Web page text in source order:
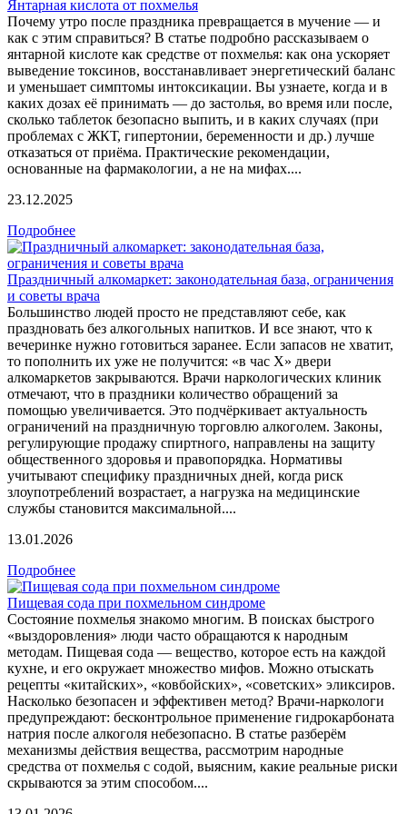
Янтарная кислота от похмелья
Почему утро после праздника превращается в мучение — и
как с этим справиться? В статье подробно рассказываем о
янтарной кислоте как средстве от похмелья: как она ускоряет
выведение токсинов, восстанавливает энергетический баланс
и уменьшает симптомы интоксикации. Вы узнаете, когда и в
каких дозах её принимать — до застолья, во время или после,
сколько таблеток безопасно выпить, и в каких случаях (при
проблемах с ЖКТ, гипертонии, беременности и др.) лучше
отказаться от приёма. Практические рекомендации,
основанные на фармакологии, а не на мифах....
23.12.2025
Подробнее
Праздничный алкомаркет: законодательная база, ограничения
и советы врача
Большинство людей просто не представляют себе, как
праздновать без алкогольных напитков. И все знают, что к
вечеринке нужно готовиться заранее. Если запасов не хватит,
то пополнить их уже не получится: «в час X» двери
алкомаркетов закрываются. Врачи наркологических клиник
отмечают, что в праздники количество обращений за
помощью увеличивается. Это подчёркивает актуальность
ограничений на праздничную торговлю алкоголем. Законы,
регулирующие продажу спиртного, направлены на защиту
общественного здоровья и правопорядка. Нормативы
учитывают специфику праздничных дней, когда риск
злоупотреблений возрастает, а нагрузка на медицинские
службы становится максимальной....
13.01.2026
Подробнее
Пищевая сода при похмельном синдроме
Состояние похмелья знакомо многим. В поисках быстрого
«выздоровления» люди часто обращаются к народным
методам. Пищевая сода — вещество, которое есть на каждой
кухне, и его окружает множество мифов. Можно отыскать
рецепты «китайских», «ковбойских», «советских» эликсиров.
Насколько безопасен и эффективен метод? Врачи-наркологи
предупреждают: бесконтрольное применение гидрокарбоната
натрия после алкоголя небезопасно. В статье разберём
механизмы действия вещества, рассмотрим народные
средства от похмелья с содой, выясним, какие реальные риски
скрываются за этим способом....